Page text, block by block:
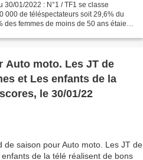
01/2022 : N°1 / TF1 se classe
000 de téléspectateurs soit 29,6% du
des femmes de moins de 50 ans étaient
Auto moto. Les JT de
et Les enfants de la
le 30/01/22